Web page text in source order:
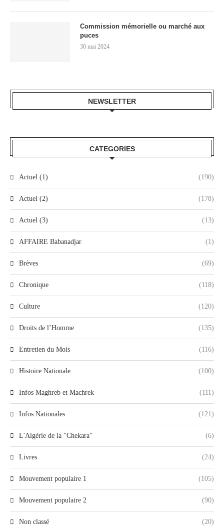
Commission mémorielle ou marché aux
puces
30 mai 2024
NEWSLETTER
CATEGORIES
Actuel (1) (190)
Actuel (2) (178)
Actuel (3) (13)
AFFAIRE Babanadjar (1)
Brèves (69)
Chronique (118)
Culture (120)
Droits de l’Homme (135)
Entretien du Mois (116)
Histoire Nationale (100)
Infos Maghreb et Machrek (111)
Infos Nationales (121)
L'Algérie de la "Chekara" (6)
Livres (24)
Mouvement populaire 1 (105)
Mouvement populaire 2 (90)
Non classé (20)